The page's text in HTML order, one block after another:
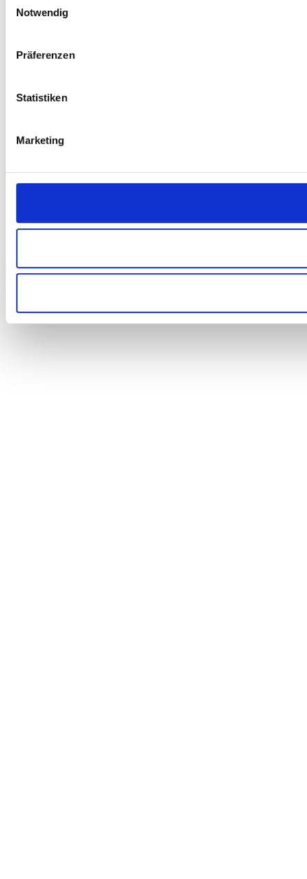
Notwendig
Präferenzen
Statistiken
Marketing